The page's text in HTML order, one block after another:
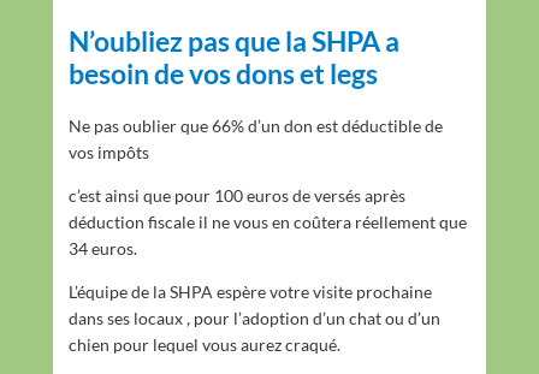
N’oubliez pas que la SHPA a
besoin de vos dons et legs
Ne pas oublier que 66% d’un don est déductible de
vos impôts
c’est ainsi que pour 100 euros de versés après
déduction fiscale il ne vous en coûtera réellement que
34 euros.
L’équipe de la SHPA espère votre visite prochaine
dans ses locaux , pour l’adoption d’un chat ou d’un
chien pour lequel vous aurez craqué.